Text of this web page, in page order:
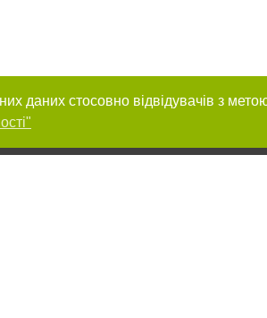
даних стосовно відвідувачів з